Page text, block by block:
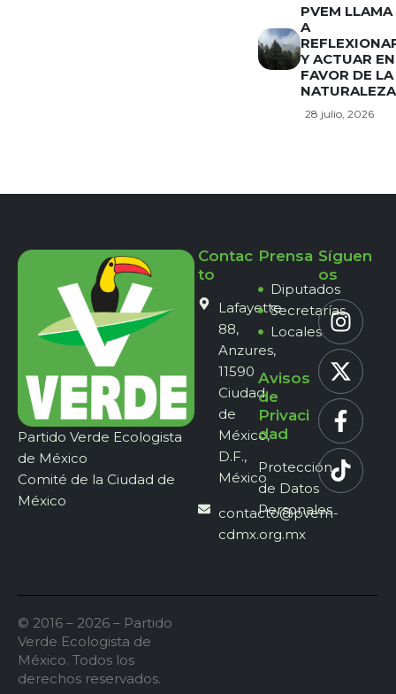
PVEM LLAMA
A
Y ACTUAR EN
FAVOR DE LA
NATURALEZA
28 julio, 2026
Partido Verde Ecologista
de México
Comité de la Ciudad de
México
Contac
to
Lafayette
88,
Anzures,
11590
Ciudad
de
México,
D.F.,
México
contacto@pvem-
cdmx.org.mx
Prensa
Diputados
Secretarías
Locales
Avisos
de
Privaci
dad
Protección
de Datos
Personales
Síguen
os
© 2016 – 2026 – Partido
Verde Ecologista de
México. Todos los
derechos reservados.